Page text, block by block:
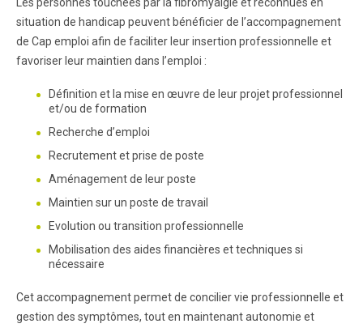
situation de handicap peuvent bénéficier de l’accompagnement
de Cap emploi afin de faciliter leur insertion professionnelle et
favoriser leur maintien dans l’emploi :
Définition et la mise en œuvre de leur projet professionnel
et/ou de formation
Recherche d’emploi
Recrutement et prise de poste
Aménagement de leur poste
Maintien sur un poste de travail
Evolution ou transition professionnelle
Mobilisation des aides financières et techniques si
nécessaire
Cet accompagnement permet de concilier vie professionnelle et
gestion des symptômes, tout en maintenant autonomie et